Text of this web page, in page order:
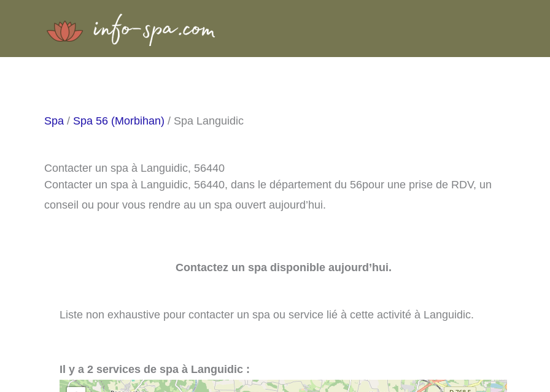
Spa / Spa 56 (Morbihan) / Spa Languidic
Contacter un spa à Languidic, 56440
Contacter un spa à Languidic, 56440, dans le département du 56pour une prise de RDV, un
conseil ou pour vous rendre au un spa ouvert aujourd’hui.
Contactez un spa disponible aujourd’hui.
Liste non exhaustive pour contacter un spa ou service lié à cette activité à Languidic.
Il y a 2 services de spa à Languidic :